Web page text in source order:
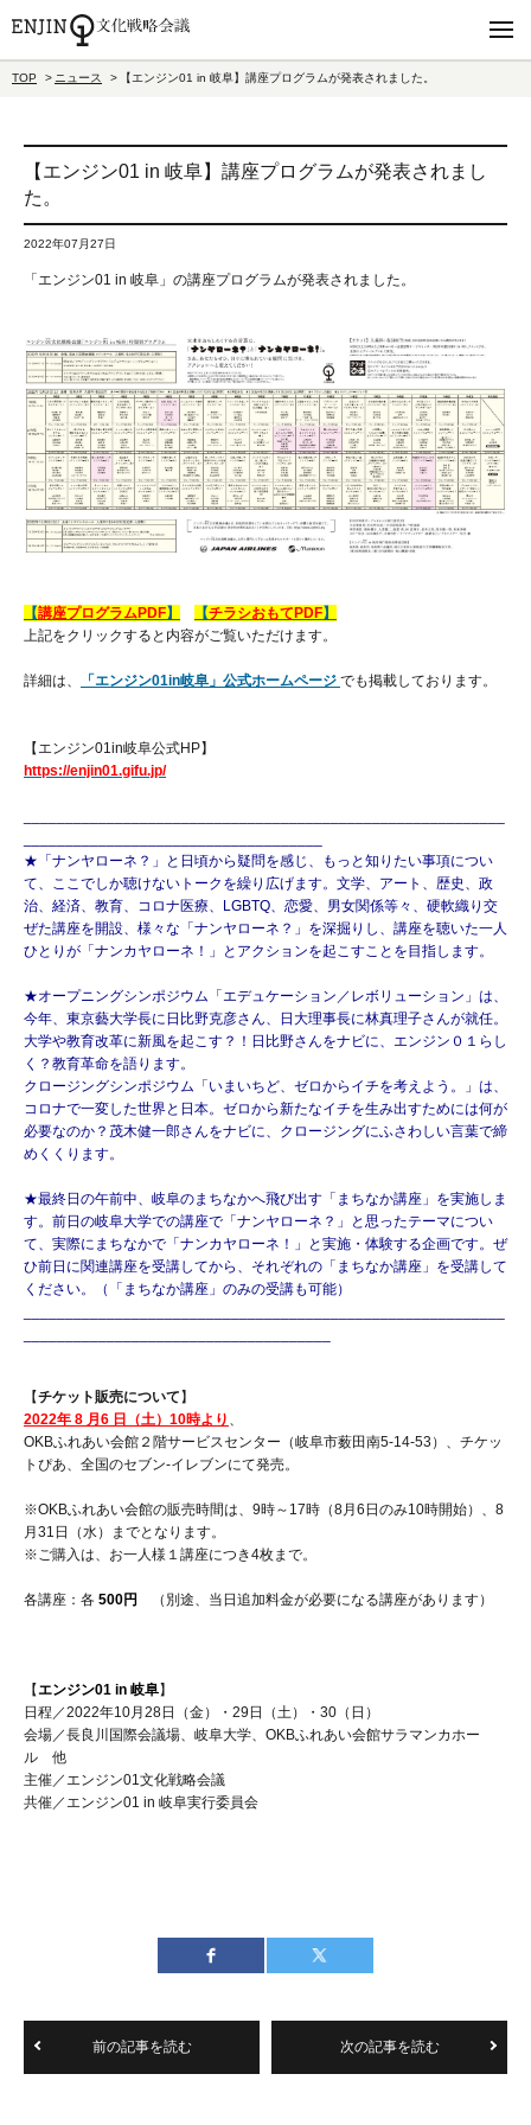
TOP ニュース 【エンジン01 in 岐阜】講座プログラムが発表されました。
【エンジン01 in 岐阜】講座プログラムが発表されまし
た。
2022年07月27日
「エンジン01 in 岐阜」の講座プログラムが発表されました。
【講座プログラムPDF】 【チラシおもてPDF】
上記をクリックすると内容がご覧いただけます。
詳細は、 「エンジン01in岐阜」公式ホームページ でも掲載しております。
【エンジン01in岐阜公式HP】
https://enjin01.gifu.jp/
★「ナンヤローネ？」と日頃から疑問を感じ、もっと知りたい事項につい
て、ここでしか聴けないトークを繰り広げます。文学、アート、歴史、政
治、経済、教育、コロナ医療、LGBTQ、恋愛、男女関係等々、硬軟織り交
ぜた講座を開設、様々な「ナンヤローネ？」を深掘りし、講座を聴いた一人
ひとりが「ナンカヤローネ！」とアクションを起こすことを目指します。
★オープニングシンポジウム「エデュケーション／レボリューション」は、
今年、東京藝大学長に日比野克彦さん、日大理事長に林真理子さんが就任。
大学や教育改革に新風を起こす？！日比野さんをナビに、エンジン０１らし
く？教育革命を語ります。
クロージングシンポジウム「いまいちど、ゼロからイチを考えよう。」は、
コロナで一変した世界と日本。ゼロから新たなイチを生み出すためには何が
必要なのか？茂木健一郎さんをナビに、クロージングにふさわしい言葉で締
めくくります。
★最終日の午前中、岐阜のまちなかへ飛び出す「まちなか講座」を実施しま
す。前日の岐阜大学での講座で「ナンヤローネ？」と思ったテーマについ
て、実際にまちなかで「ナンカヤローネ！」と実施・体験する企画です。ぜ
ひ前日に関連講座を受講してから、それぞれの「まちなか講座」を受講して
ください。（「まちなか講座」のみの受講も可能）
【チケット販売について】
2022年 8 月6 日（土）10時より
OKBふれあい会館２階サービスセンター（岐阜市薮田南5-14-53）、チケッ
トぴあ、全国のセブン-イレブンにて発売。
※OKBふれあい会館の販売時間は、9時～17時（8月6日のみ10時開始）、8
月31日（水）までとなります。
※ご購入は、お一人様１講座につき4枚まで。
各講座：各 500円 （別途、当日追加料金が必要になる講座があります）
【エンジン01 in 岐阜】
日程／2022年10月28日（金）・29日（土）・30（日）
会場／長良川国際会議場、岐阜大学、OKBふれあい会館サラマンカホー
ル 他
主催／エンジン01文化戦略会議
共催／エンジン01 in 岐阜実行委員会
前の記事を読む 次の記事を読む